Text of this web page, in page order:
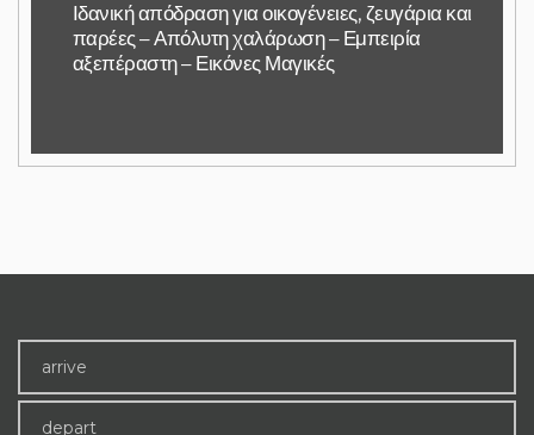
Ιδανική απόδραση για οικογένειες, ζευγάρια και
παρέες – Απόλυτη χαλάρωση – Εμπειρία
αξεπέραστη – Εικόνες Μαγικές